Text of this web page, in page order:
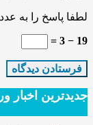
لطفا پاسخ را به
19 − 3 =
جدیدترین‌ اخبار